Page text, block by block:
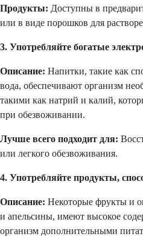
Продукты: Доступны в
или в виде порошков для
3. Употребляйте богатые
Описание: Напитки, такие как
вода, обеспечивают организм
такими как натрий и калий,
при обезвоживании.
Лучше всего подходит для:
или легкого обезвоживания.
4. Употребляйте продукты,
Описание: Некоторые фрукты и
и апельсины, имеют высокое
организм дополнительными